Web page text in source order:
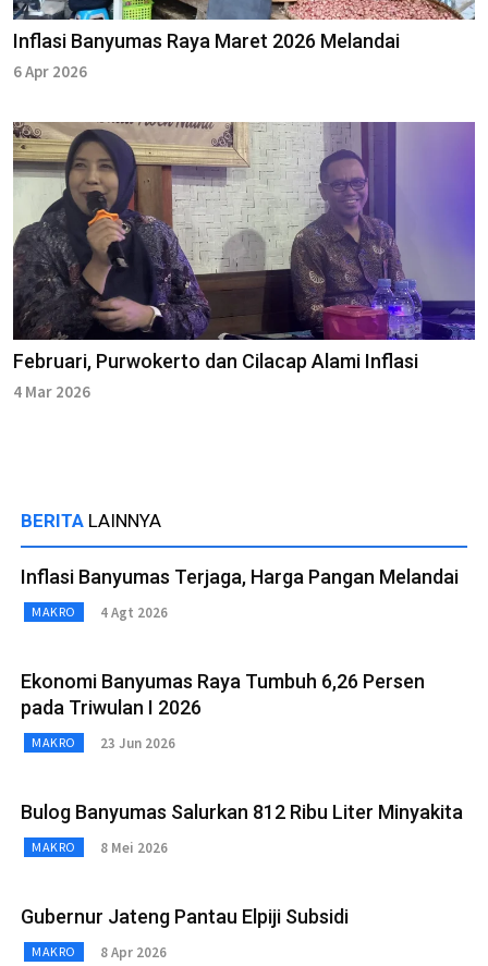
Inflasi Banyumas Raya Maret 2026 Melandai
6 Apr 2026
Februari, Purwokerto dan Cilacap Alami Inflasi
4 Mar 2026
BERITA LAINNYA
Inflasi Banyumas Terjaga, Harga Pangan Melandai
MAKRO 4 Agt 2026
Ekonomi Banyumas Raya Tumbuh 6,26 Persen
pada Triwulan I 2026
MAKRO 23 Jun 2026
Bulog Banyumas Salurkan 812 Ribu Liter Minyakita
MAKRO 8 Mei 2026
Gubernur Jateng Pantau Elpiji Subsidi
MAKRO 8 Apr 2026